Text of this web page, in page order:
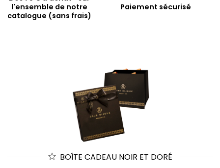
l'ensemble de notre
catalogue (sans frais)
Paiement sécurisé
BOÎTE CADEAU NOIR ET DORÉ